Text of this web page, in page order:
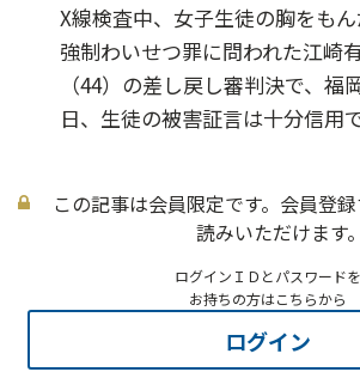
X線検査中、女子生徒の胸をも
強制わいせつ罪に問われた江崎
（44）の差し戻し審判決で、福
日、生徒の被害証言は十分信用
この記事は会員限定です。会員登
読みいただけます。
ログインＩＤとパスワードを
お持ちの方はこちらから
ログイン